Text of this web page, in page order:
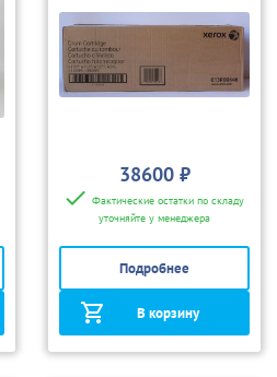
38600 ₽
Фактические остатки по складу
уточняйте у менеджера
Подробнее
В корзину